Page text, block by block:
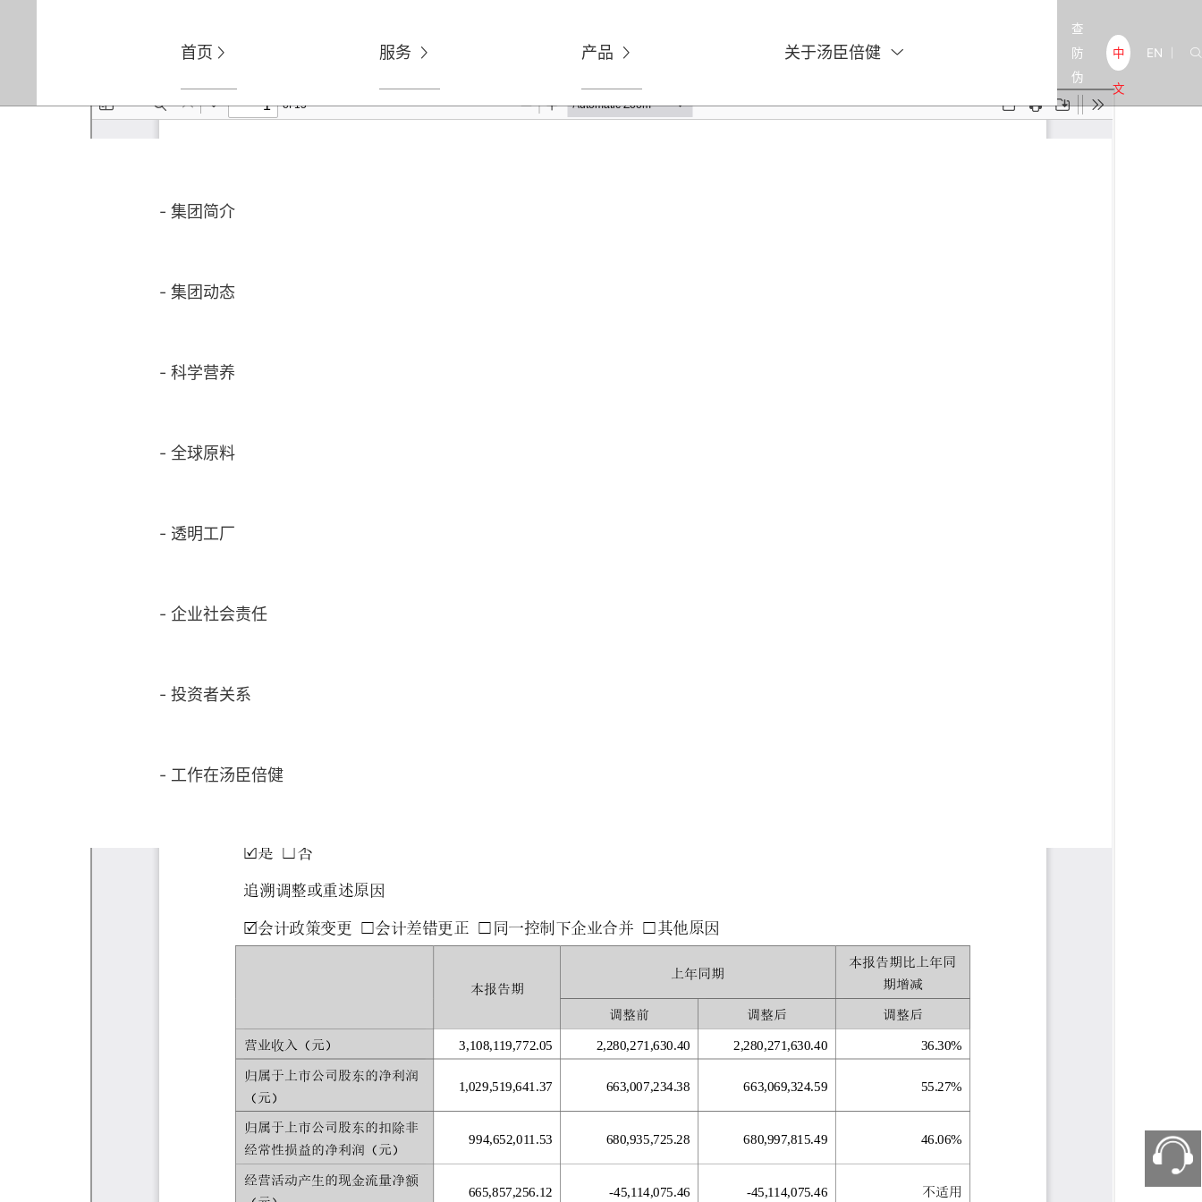
首页  服务  产品  关于汤臣倍健 
-集团简介
-科学营养
-集团动态
-全球原料
- 企业社会责任
- 透明工厂
-投资者关系
- 工作在汤臣倍健
查
防
伪
中
文
EN 